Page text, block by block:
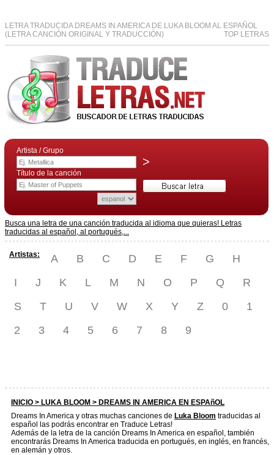
LETRA TRADUCIDA DREAMS IN AMERICA DE LUKA BLOOM AL ESPAÑOL
(LETRA CANCIÓN ORIGINAL Y TRADUCCIÓN)
TOP LETRAS
Artista / Grupo
>
Título de la canción
Busca una letra de una canción traducida al idioma que quieras! Letras
traducidas al español, al portugués,...
Artistas: A B C D E F G
H
I
J K L M N O P Q
R
S
T U V W X Y Z 0
1
2
3 4 5 6 7 8 9
INICIO > LUKA BLOOM > DREAMS IN AMERICA EN ESPAñOL
Dreams In America y otras muchas canciones de Luka Bloom traducidas al
español las podrás encontrar en Traduce Letras!
Además de la letra de la canción Dreams In America en español, también
encontrarás Dreams In America traducida en portugués, en inglés, en francés,
en alemán y otros.